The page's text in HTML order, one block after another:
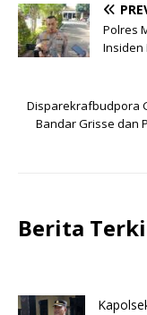
Polres
Insiden
Disparekrafbudpora
Bandar Grisse dan
Berita